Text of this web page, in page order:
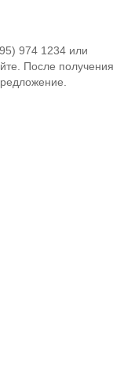
974 1234 или
После получения